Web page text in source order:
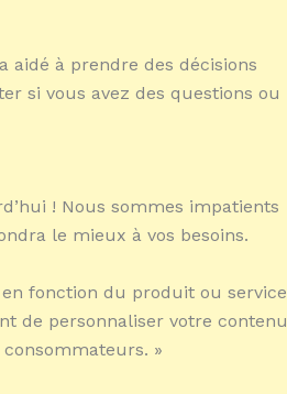
aidé à prendre des décisions
si vous avez des questions ou
! Nous sommes impatients
le mieux à vos besoins.
fonction du produit ou service
de personnaliser votre contenu
»